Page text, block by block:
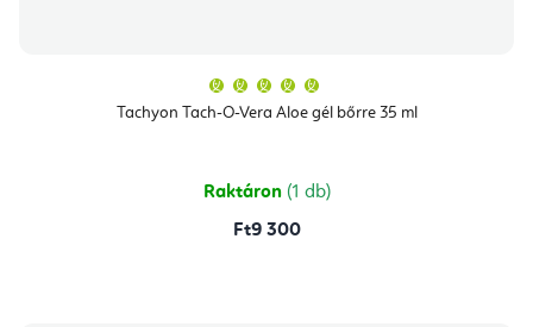
Tachyon Tach-O-Vera Aloe gél bőrre 35 ml
átlagos
értékelése
csillag.
Raktáron (1 db)
Ft9 300